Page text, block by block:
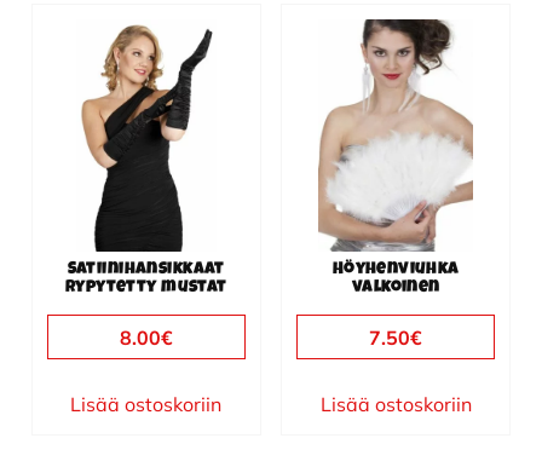
Satiinihansikkaat
rypytetty mustat
8.00€
Lisää ostoskoriin
Höyhenviuhka
valkoinen
7.50€
Lisää ostoskoriin